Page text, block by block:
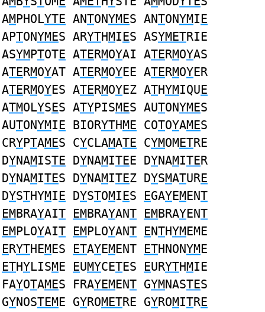
AMPHOLYTE ANTONYMES ANTONYMIE
APTONYMES ARYTHMIES ASYMETRIE
ASYMPTOTE ATERMOYAI ATERMOYAS
ATERMOYAT ATERMOYEE ATERMOYER
ATERMOYES ATERMOYEZ ATHYMIQUE
ATMOLYSES ATYPISMES AUTONYMES
AUTONYMIE BIORYTHME COTOYAMES
CRYPTAMES CYCLAMATE CYMOMETRE
DYNAMISTE DYNAMITEE DYNAMITER
DYNAMITES DYNAMITEZ DYSMATURE
DYSTHYMIE DYSTOMIES EGAYEMENT
EMBRAYAIT EMBRAYANT EMBRAYENT
EMPLOYAIT EMPLOYANT ENTHYMEME
ERYTHEMES ETAYEMENT ETHNONYME
ETHYLISME EUMYCETES EURYTHMIE
FAYOTAMES FRAYEMENT GYMNASTES
GYNOSTEME GYROMETRE GYROMITRE